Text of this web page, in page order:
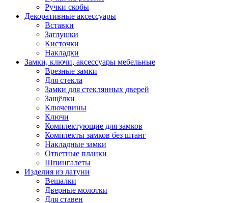
Ручки скобы
Декоративные аксессуары
Вставки
Заглушки
Кисточки
Накладки
Замки, ключи, аксессуары мебельные
Врезные замки
Для стекла
Замки для стеклянных дверей
Защёлки
Ключевины
Ключи
Комплектующие для замков
Комплекты замков без штанг
Накладные замки
Ответные планки
Шпингалеты
Изделия из латуни
Вешалки
Дверные молотки
Для ставен